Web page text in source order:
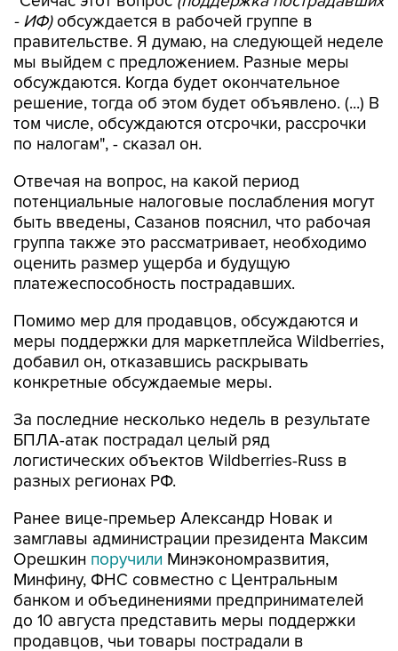
- ИФ)обсуждается в рабочей группе в
правительстве. Я думаю, на следующей неделе
мы выйдем с предложением. Разные меры
обсуждаются. Когда будет окончательное
решение, тогда об этом будет объявлено. (...) В
том числе, обсуждаются отсрочки, рассрочки
по налогам", - сказал он.
Отвечая на вопрос, на какой период
потенциальные налоговые послабления могут
быть введены, Сазанов пояснил, что рабочая
группа также это рассматривает, необходимо
оценить размер ущерба и будущую
платежеспособность пострадавших.
Помимо мер для продавцов, обсуждаются и
меры поддержки для маркетплейса Wildberries,
добавил он, отказавшись раскрывать
конкретные обсуждаемые меры.
За последние несколько недель в результате
БПЛА-атак пострадал целый ряд
логистических объектов Wildberries-Russ в
разных регионах РФ.
Ранее вице-премьер Александр Новак и
замглавы администрации президента Максим
Орешкин поручили Минэкономразвития,
Минфину, ФНС совместно с Центральным
банком и объединениями предпринимателей
до 10 августа представить меры поддержки
продавцов, чьи товары пострадали в